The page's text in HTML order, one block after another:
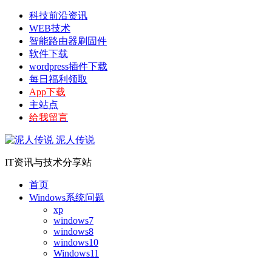
科技前沿资讯
WEB技术
智能路由器刷固件
软件下载
wordpress插件下载
每日福利领取
App下载
主站点
给我留言
泥人传说
IT资讯与技术分享站
首页
Windows系统问题
xp
windows7
windows8
windows10
Windows11